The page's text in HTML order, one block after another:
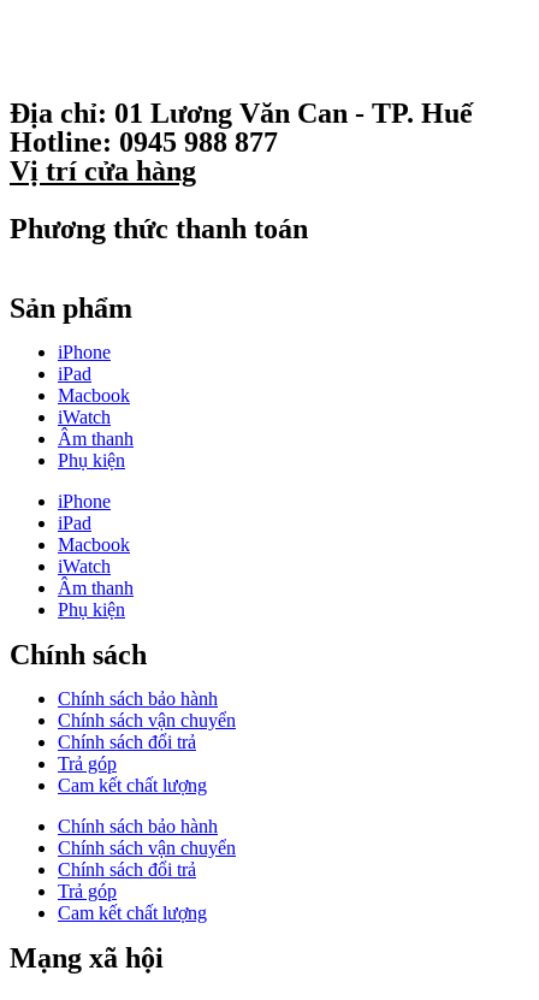
Địa chỉ: 01 Lương Văn Can - TP. Huế
Hotline: 0945 988 877
Vị trí cửa hàng
Phương thức thanh toán
Sản phẩm
iPhone
iPad
Macbook
iWatch
Âm thanh
Phụ kiện
iPhone
iPad
Macbook
iWatch
Âm thanh
Phụ kiện
Chính sách
Chính sách bảo hành
Chính sách vận chuyển
Chính sách đổi trả
Trả góp
Cam kết chất lượng
Chính sách bảo hành
Chính sách vận chuyển
Chính sách đổi trả
Trả góp
Cam kết chất lượng
Mạng xã hội